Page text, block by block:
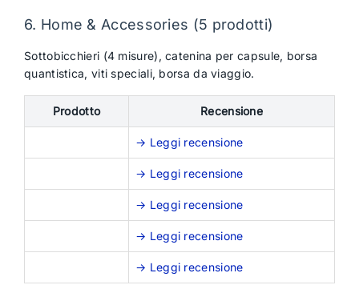
6. Home & Accessories (5 prodotti)
Sottobicchieri (4 misure), catenina per capsule, borsa
quantistica, viti speciali, borsa da viaggio.
Prodotto Recensione
→ Leggi recensione
→ Leggi recensione
→ Leggi recensione
→ Leggi recensione
→ Leggi recensione